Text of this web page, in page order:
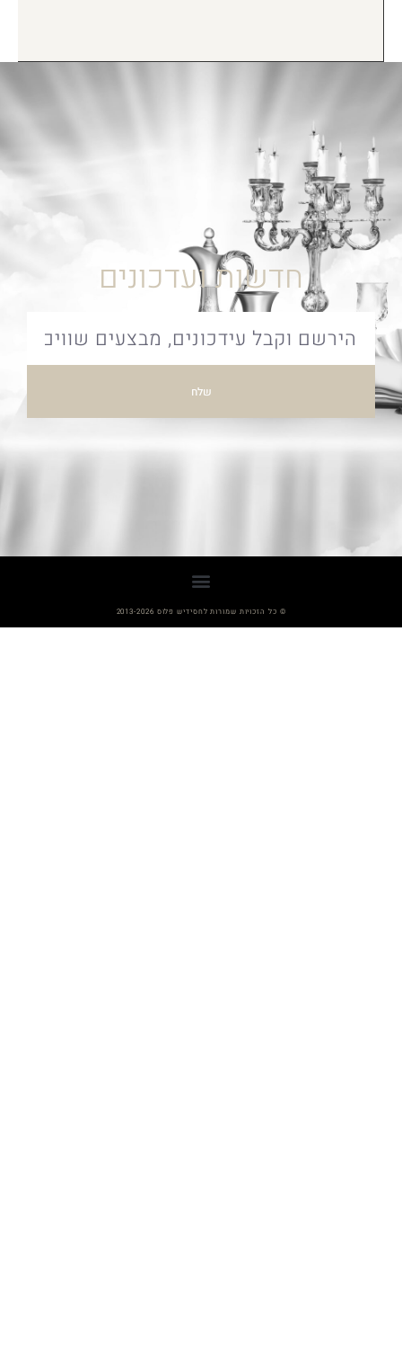
חדשות ועדכונים
שלח
© כל הזכויות שמורות לחסידיש פלוס 2013-2026